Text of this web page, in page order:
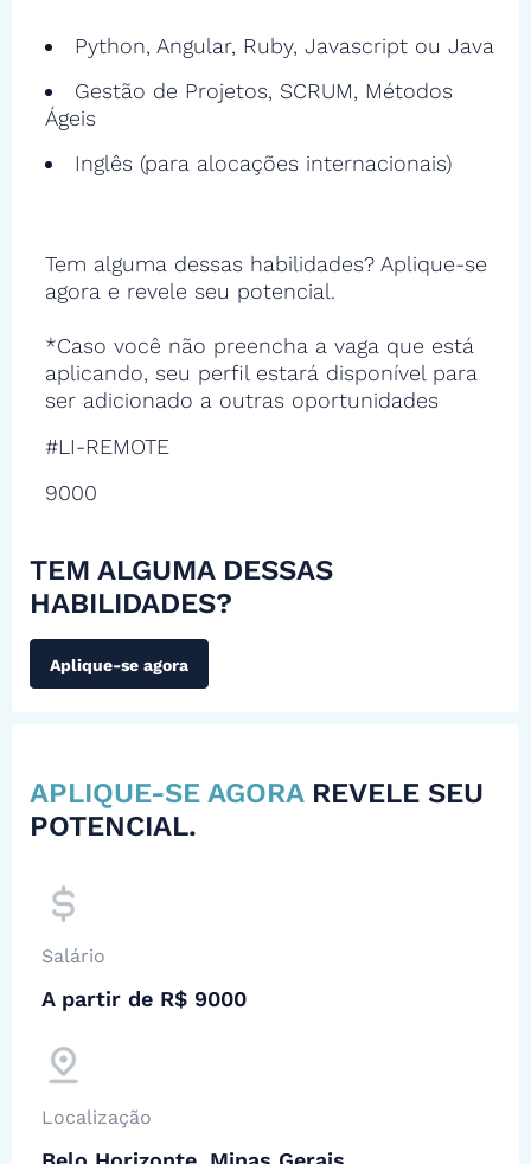
Python, Angular, Ruby, Javascript ou Java
Gestão de Projetos, SCRUM, Métodos
Ágeis
Inglês (para alocações internacionais)
Tem alguma dessas habilidades? Aplique-se
agora e revele seu potencial.
*Caso você não preencha a vaga que está
aplicando, seu perfil estará disponível para
ser adicionado a outras oportunidades
#LI-REMOTE
9000
TEM ALGUMA DESSAS
HABILIDADES?
Aplique-se agora
APLIQUE-SE AGORA REVELE SEU
POTENCIAL.
Salário
A partir de R$ 9000
Localização